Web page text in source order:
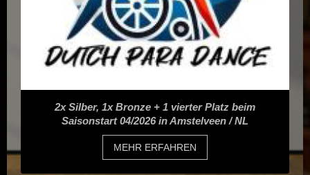
2x Silber, 1x Bronze + 1 vierter Platz beim
Saisonstart 04/2026 in Amstelveen / NL
MEHR ERFAHREN